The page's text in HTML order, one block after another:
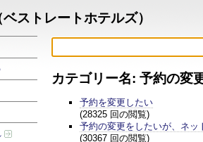
ストレートホテルズ）
カテゴリー名: 予約の変
予約を変更したい
(28325 回の閲覧)
予約の変更をしたいが、ネッ
(30367 回の閲覧)